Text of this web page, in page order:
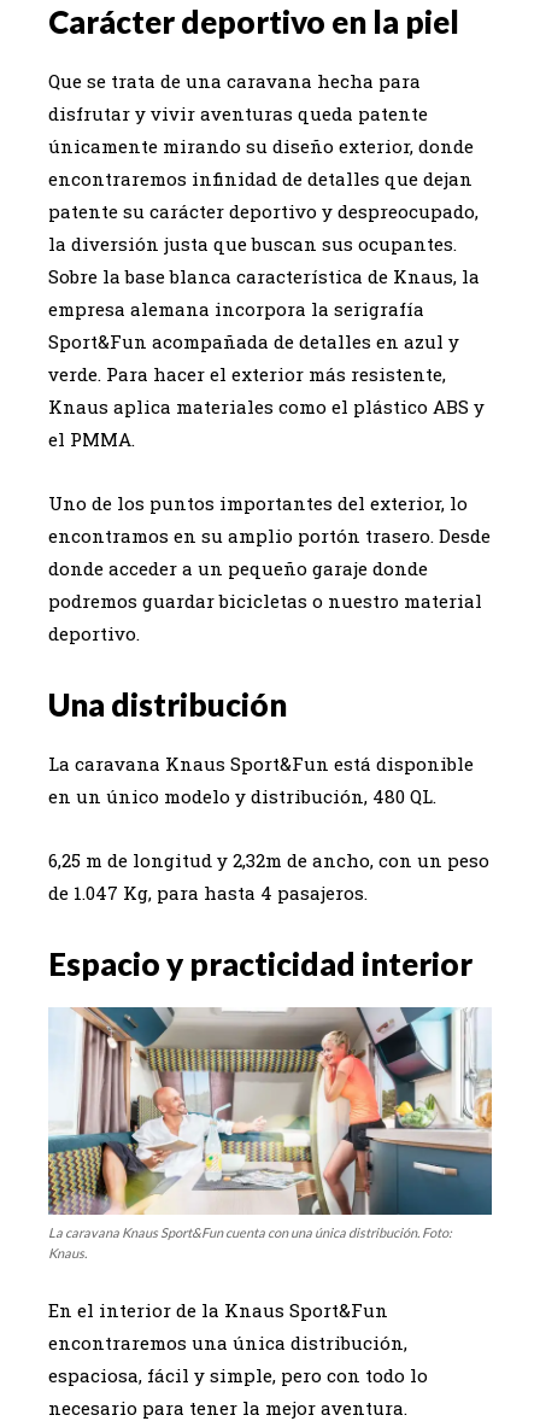
Carácter deportivo en la piel
Que se trata de una caravana hecha para
disfrutar y vivir aventuras queda patente
únicamente mirando su diseño exterior, donde
encontraremos infinidad de detalles que dejan
patente su carácter deportivo y despreocupado,
la diversión justa que buscan sus ocupantes.
Sobre la base blanca característica de Knaus, la
empresa alemana incorpora la serigrafía
Sport&Fun acompañada de detalles en azul y
verde. Para hacer el exterior más resistente,
Knaus aplica materiales como el plástico ABS y
el PMMA.
Uno de los puntos importantes del exterior, lo
encontramos en su amplio portón trasero. Desde
donde acceder a un pequeño garaje donde
podremos guardar bicicletas o nuestro material
deportivo.
Una distribución
La caravana Knaus Sport&Fun está disponible
en un único modelo y distribución, 480 QL.
6,25 m de longitud y 2,32m de ancho, con un peso
de 1.047 Kg, para hasta 4 pasajeros.
Espacio y practicidad interior
La caravana Knaus Sport&Fun cuenta con una única distribución. Foto:
Knaus.
En el interior de la Knaus Sport&Fun
encontraremos una única distribución,
espaciosa, fácil y simple, pero con todo lo
necesario para tener la mejor aventura.